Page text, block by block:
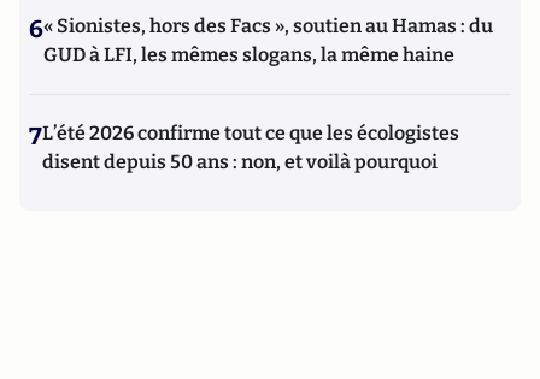
6« Sionistes, hors des Facs », soutien au Hamas : du
GUD à LFI, les mêmes slogans, la même haine
7L’été 2026 confirme tout ce que les écologistes
disent depuis 50 ans : non, et voilà pourquoi